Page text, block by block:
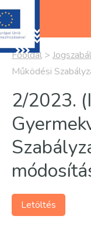
Főoldal >
Működési
2/2023.
Letöltés